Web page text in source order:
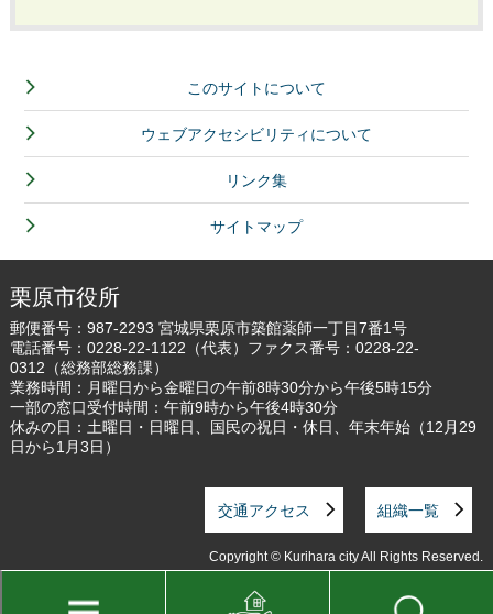
このサイトについて
ウェブアクセシビリティについて
リンク集
サイトマップ
栗原市役所
郵便番号：987-2293 宮城県栗原市築館薬師一丁目7番1号
電話番号： 0228-22-1122 （代表）ファクス番号：0228-22-
0312（総務部総務課）
業務時間：月曜日から金曜日の午前8時30分から午後5時15分
一部の窓口受付時間：午前9時から午後4時30分
休みの日：土曜日・日曜日、国民の祝日・休日、年末年始（12月29
日から1月3日）
交通アクセス 組織一覧
Copyright © Kurihara city All Rights Reserved.